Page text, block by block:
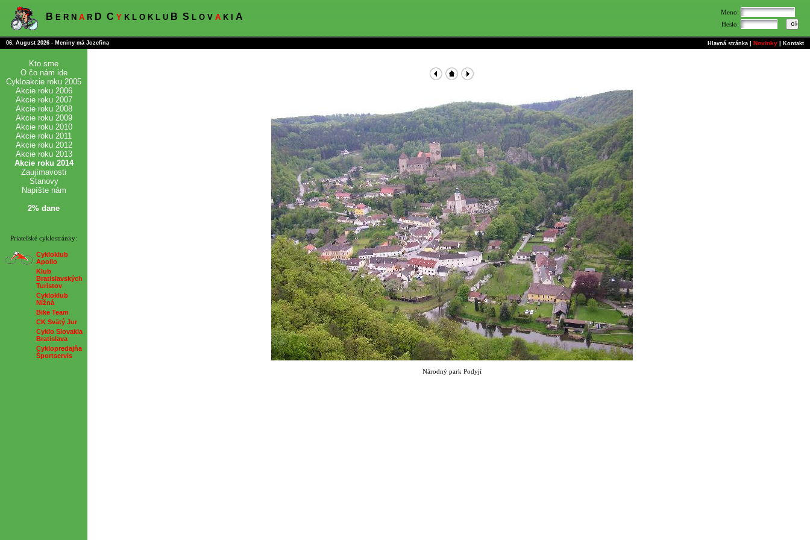
B E R N A R D C Y K L O K L U B S L O V A K I A
Meno:
Heslo:
06. August 2026 - Meniny má Jozefína Hlavná stránka Novinky Kontakt
Kto sme
O čo nám ide
Cykloakcie roku 2005
Akcie roku 2006
Akcie roku 2007
Akcie roku 2008
Akcie roku 2009
Akcie roku 2010
Akcie roku 2011
Akcie roku 2012
Akcie roku 2013
Akcie roku 2014
Zaujímavosti
Stanovy
Napíšte nám
2% dane
Priateľské cyklostránky:
Cykloklub
Apollo
Klub
Bratislavských
Turistov
Cykloklub
Nižná
Bike Team
CK Svätý Jur
Cyklo Slovakia
Bratislava
Cyklopredajňa
Športservis
Národný park Podyjí